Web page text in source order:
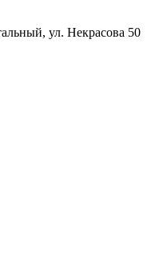
, ул. Некрасова 50